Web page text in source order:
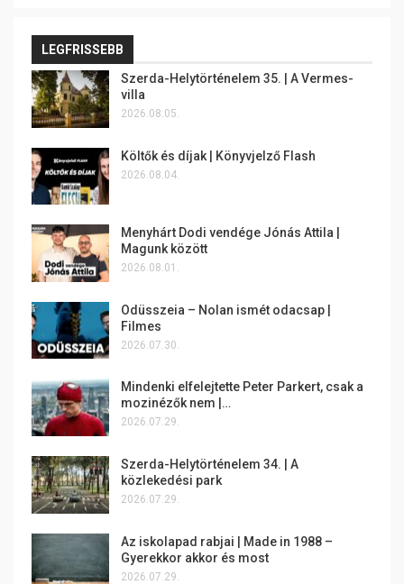
LEGFRISSEBB
Szerda-Helytörténelem 35. | A Vermes-
villa
2026.08.05.
Költők és díjak | Könyvjelző Flash
2026.08.04.
Menyhárt Dodi vendége Jónás Attila |
Magunk között
2026.08.01.
Odüsszeia – Nolan ismét odacsap |
Filmes
2026.07.30.
Mindenki elfelejtette Peter Parkert, csak a
mozinézők nem |…
2026.07.29.
Szerda-Helytörténelem 34. | A
közlekedési park
2026.07.29.
Az iskolapad rabjai | Made in 1988 –
Gyerekkor akkor és most
2026.07.29.